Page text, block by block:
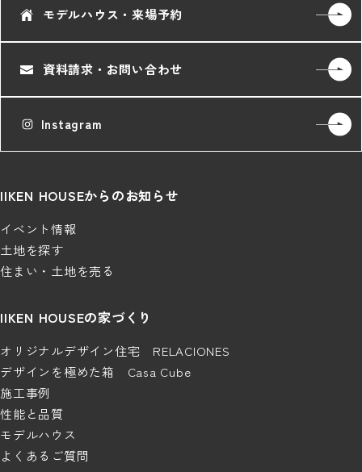
モデルハウス・来場予約
資料請求・お問い合わせ
Instagram
IIKEN HOUSEからのお知らせ
イベント情報
土地を探す
住まい・土地を売る
IIKEN HOUSEの家づくり
オリジナルデザイン住宅 RELACIONES
デザインを極めた箱 Casa Cube
施工事例
性能と品質
モデルハウス
よくあるご質問